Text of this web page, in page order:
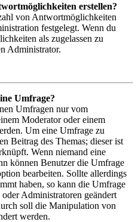
erstellen?
von Antwortmöglichkeiten
festgelegt. Wenn du
als zugelassen zu
Administrator.
Umfrage?
Umfragen nur vom
Moderator oder einem
Um eine Umfrage zu
Beitrag des Themas; dieser ist
Wenn niemand eine
können Benutzer die Umfrage
bearbeiten. Sollte allerdings
haben, so kann die Umfrage
Administratoren geändert
soll die Manipulation von
werden.